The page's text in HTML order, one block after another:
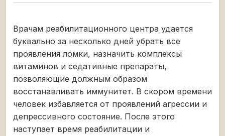
Врачам реабилитационного центра удается
буквально за несколько дней убрать все
проявления ломки, назначить комплексы
витаминов и седативные препараты,
позволяющие должным образом
восстанавливать иммунитет. В скором времени
человек избавляется от проявлений агрессии и
депрессивного состояние. После этого
наступает время реабилитации и